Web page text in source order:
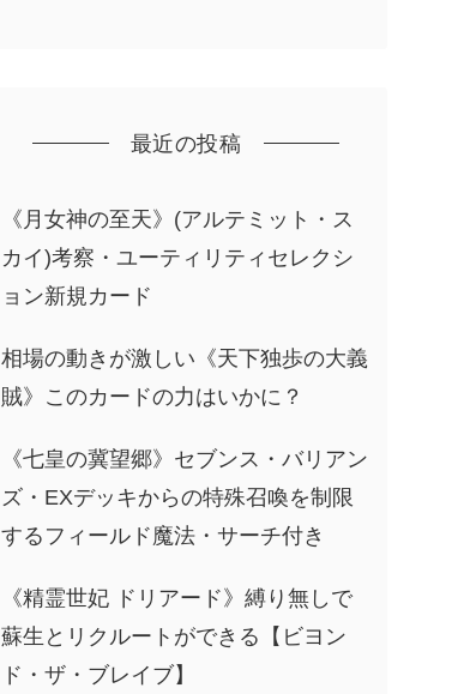
最近の投稿
《月女神の至天》(アルテミット・ス
カイ)考察・ユーティリティセレクシ
ョン新規カード
相場の動きが激しい《天下独歩の大義
賊》このカードの力はいかに？
《七皇の冀望郷》セブンス・バリアン
ズ・EXデッキからの特殊召喚を制限
するフィールド魔法・サーチ付き
《精霊世妃 ドリアード》縛り無しで
蘇生とリクルートができる【ビヨン
ド・ザ・ブレイブ】